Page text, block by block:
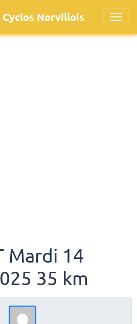
Cyclos Norvillois
Mardi 14
35 km